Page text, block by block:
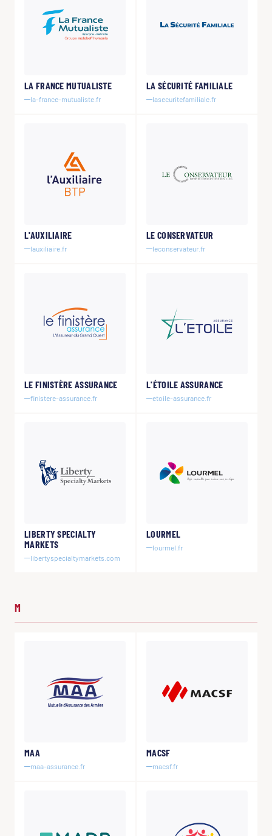
LA FRANCE MUTUALISTE
la-france-mutualiste.fr
LA SÉCURITÉ FAMILIALE
lasecuritefamiliale.fr
L'AUXILIAIRE
lauxiliaire.fr
LE CONSERVATEUR
leconservateur.fr
LE FINISTÈRE ASSURANCE
finistere-assurance.fr
L'ÉTOILE ASSURANCE
etoile-assurance.fr
LIBERTY SPECIALTY
MARKETS
libertyspecialtymarkets.com
LOURMEL
lourmel.fr
M
MAA
maa-assurance.fr
MACSF
macsf.fr